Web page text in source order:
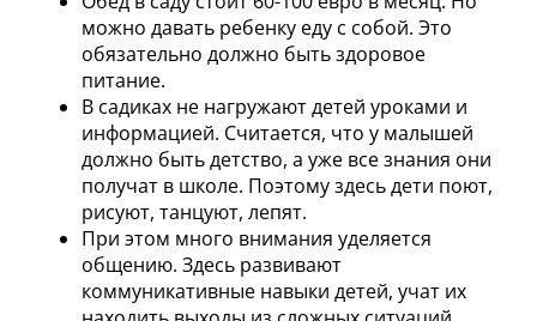
можно давать ребенку еду с собой. Это
обязательно должно быть здоровое
питание.
В садиках не нагружают детей уроками и
информацией. Считается, что у малышей
должно быть детство, а уже все знания они
получат в школе. Поэтому здесь дети поют,
рисуют, танцуют, лепят.
При этом много внимания уделяется
общению. Здесь развивают
коммуникативные навыки детей, учат их